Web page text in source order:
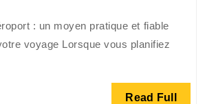
avec
un
: un moyen pratique et fiable
voyage Lorsque vous planifiez
Read Full Read